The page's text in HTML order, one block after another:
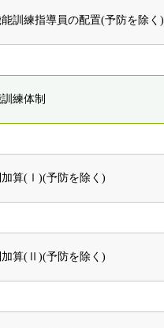
訓練指導員の配置(予防を除く)
練体制
加算(Ⅰ)(予防を除く)
加算(Ⅱ)(予防を除く)